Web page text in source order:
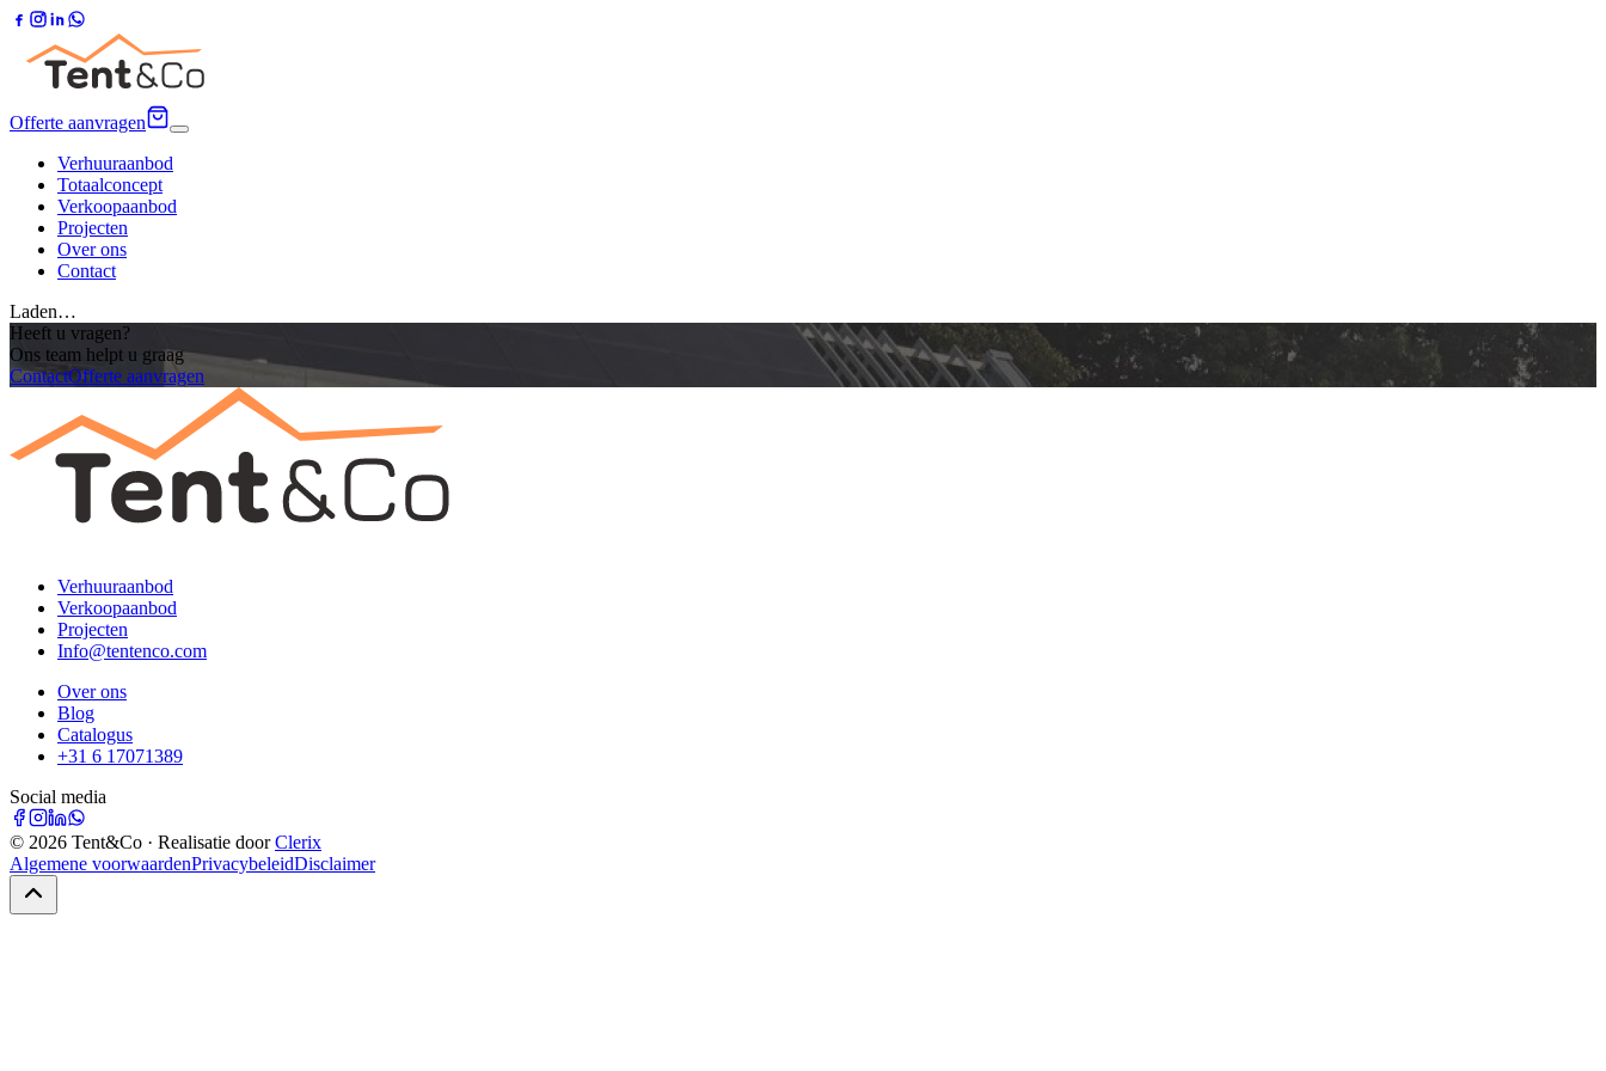
Offerte aanvragen
Verhuuraanbod
Totaalconcept
Verkoopaanbod
Projecten
Over ons
Contact
Laden…
Heeft u vragen?
Ons team helpt u graag
ContactOfferte aanvragen
Verhuuraanbod
Verkoopaanbod
Projecten
Info@tentenco.com
Over ons
Blog
Catalogus
+31 6 17071389
Social media
© 2026 Tent&Co · Realisatie door Clerix
Algemene voorwaardenPrivacybeleidDisclaimer